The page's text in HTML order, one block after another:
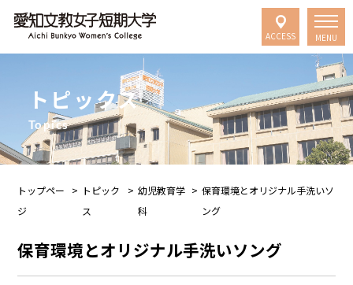
ACCESS
トピックス
Topics
MENU
トップペー
ジ
> トピック
ス
> 幼児教育学
科
> 保育環境とオリジナル手洗いソ
ング
保育環境とオリジナル手洗いソング